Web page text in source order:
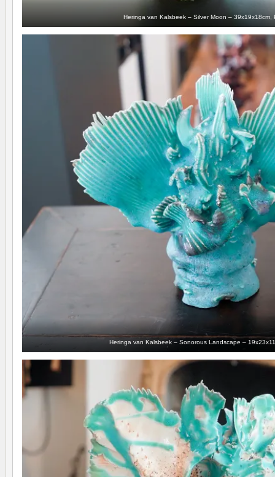
Heringa van Kalsbeek – Silver Moon – 39x19x18cm,
Heringa van Kalsbeek – Sonorous Landscape –